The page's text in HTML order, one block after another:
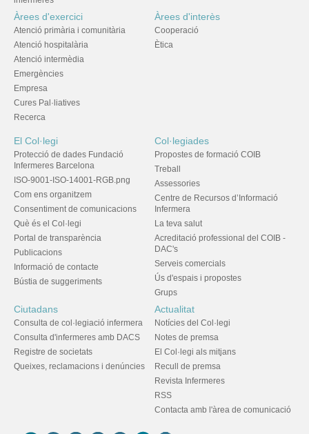
Àrees d'exercici
Atenció primària i comunitària
Atenció hospitalària
Atenció intermèdia
Emergències
Empresa
Cures Pal·liatives
Recerca
Àrees d'interès
Cooperació
Ètica
El Col·legi
Protecció de dades Fundació
Infermeres Barcelona
ISO-9001-ISO-14001-RGB.png
Com ens organitzem
Consentiment de comunicacions
Què és el Col·legi
Portal de transparència
Publicacions
Informació de contacte
Bústia de suggeriments
Col·legiades
Propostes de formació COIB
Treball
Assessories
Centre de Recursos d’Informació
Infermera
La teva salut
Acreditació professional del COIB -
DAC's
Serveis comercials
Ús d'espais i propostes
Grups
Ciutadans
Consulta de col·legiació infermera
Consulta d'infermeres amb DACS
Registre de societats
Queixes, reclamacions i denúncies
Actualitat
Notícies del Col·legi
Notes de premsa
El Col·legi als mitjans
Recull de premsa
Revista Infermeres
RSS
Contacta amb l'àrea de comunicació